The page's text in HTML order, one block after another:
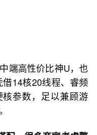
端高性价比神U，也
14核20线程、睿频
参数，足以兼顾游